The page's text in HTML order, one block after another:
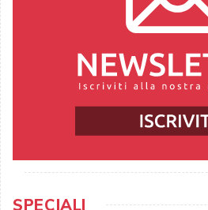
SPECIALI